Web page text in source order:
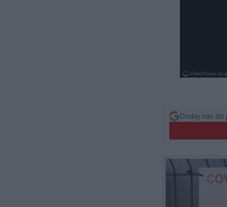
Dodaj nas do